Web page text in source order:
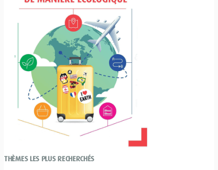
THÈMES LES PLUS RECHERCHÉS